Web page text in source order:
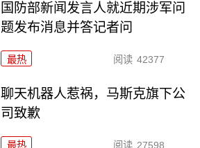
国防部新闻发言人就近期涉军问
题发布消息并答记者问
最热 阅读 42377
聊天机器人惹祸，马斯克旗下公
司致歉
最热 阅读 27598